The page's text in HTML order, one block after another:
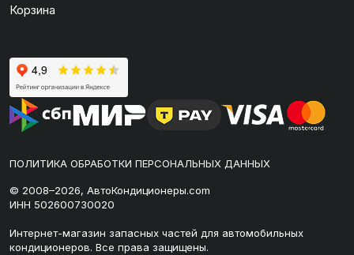
Корзина
ПОЛИТИКА ОБРАБОТКИ ПЕРСОНАЛЬНЫХ ДАННЫХ
© 2008–2026, АвтоКондиционеры.com
ИНН 502600730020
Интернет-магазин запасных частей для автомобильных
кондиционеров. Все права защищены.